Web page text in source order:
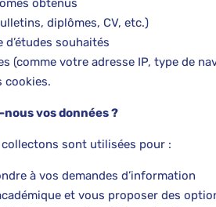
obtenus
diplômes, CV, etc.)
souhaités
(comme votre adresse IP, type de
cookies.
vos données ?
sont utilisées pour :
à vos demandes d’information
et vous proposer des